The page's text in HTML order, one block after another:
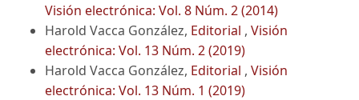
Visión electrónica: Vol. 8 Núm. 2 (2014)
Harold Vacca González, Editorial , Visión
electrónica: Vol. 13 Núm. 2 (2019)
Harold Vacca González, Editorial , Visión
electrónica: Vol. 13 Núm. 1 (2019)